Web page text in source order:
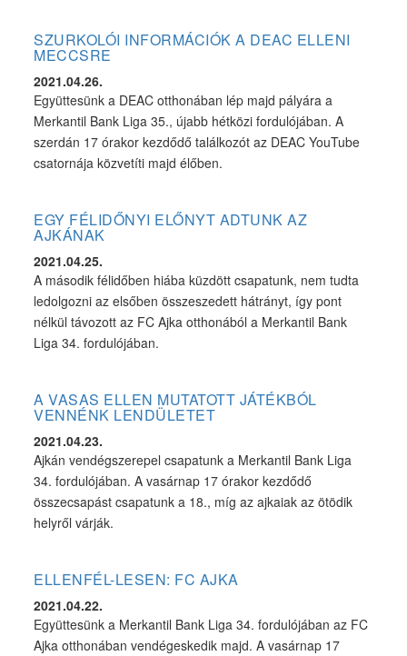
SZURKOLÓI INFORMÁCIÓK A DEAC ELLENI
MECCSRE
2021.04.26.
Együttesünk a DEAC otthonában lép majd pályára a
Merkantil Bank Liga 35., újabb hétközi fordulójában. A
szerdán 17 órakor kezdődő találkozót az DEAC YouTube
csatornája közvetíti majd élőben.
EGY FÉLIDŐNYI ELŐNYT ADTUNK AZ
AJKÁNAK
2021.04.25.
A második félidőben hiába küzdött csapatunk, nem tudta
ledolgozni az elsőben összeszedett hátrányt, így pont
nélkül távozott az FC Ajka otthonából a Merkantil Bank
Liga 34. fordulójában.
A VASAS ELLEN MUTATOTT JÁTÉKBÓL
VENNÉNK LENDÜLETET
2021.04.23.
Ajkán vendégszerepel csapatunk a Merkantil Bank Liga
34. fordulójában. A vasárnap 17 órakor kezdődő
összecsapást csapatunk a 18., míg az ajkaiak az ötödik
helyről várják.
ELLENFÉL-LESEN: FC AJKA
2021.04.22.
Együttesünk a Merkantil Bank Liga 34. fordulójában az FC
Ajka otthonában vendégeskedik majd. A vasárnap 17